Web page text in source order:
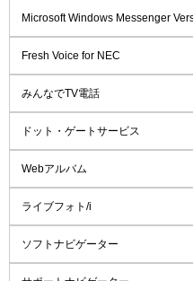
Microsoft Windows Messenger
Fresh Voice for NEC
みんなでTV電話
ドット・ゲートサービス
Webアルバム
ライブフォト/i
ソフトナビゲーター